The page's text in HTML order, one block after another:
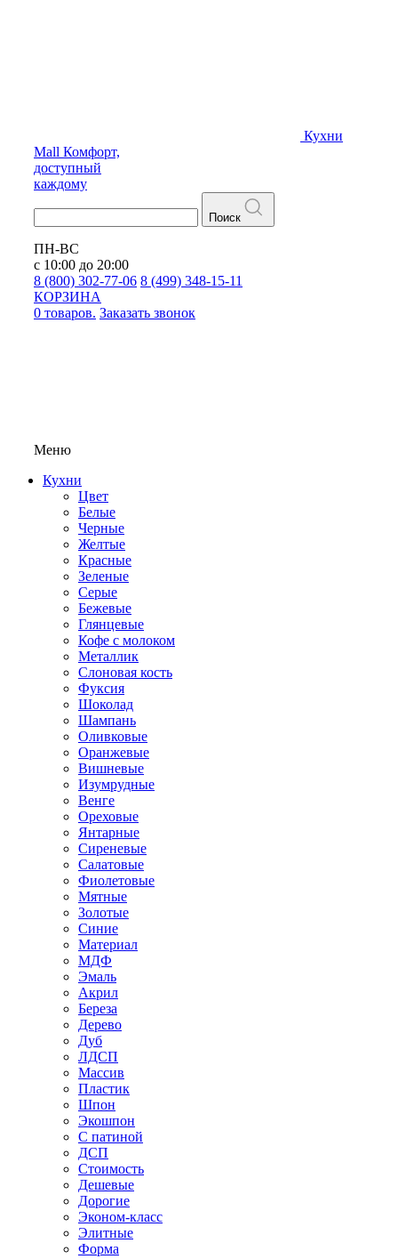
Кухни
Mall Комфорт,
доступный
каждому
Поиск
ПН-ВС
с 10:00 до 20:00
8 (800) 302-77-06 8 (499) 348-15-11
КОРЗИНА
0 товаров. Заказать звонок
Меню
Кухни
Цвет
Белые
Черные
Желтые
Красные
Зеленые
Серые
Бежевые
Глянцевые
Кофе с молоком
Металлик
Слоновая кость
Фуксия
Шоколад
Шампань
Оливковые
Оранжевые
Вишневые
Изумрудные
Венге
Ореховые
Янтарные
Сиреневые
Салатовые
Фиолетовые
Мятные
Золотые
Синие
Материал
МДФ
Эмаль
Акрил
Береза
Дерево
Дуб
ЛДСП
Массив
Пластик
Шпон
Экошпон
С патиной
ДСП
Стоимость
Дешевые
Дорогие
Эконом-класс
Элитные
Форма